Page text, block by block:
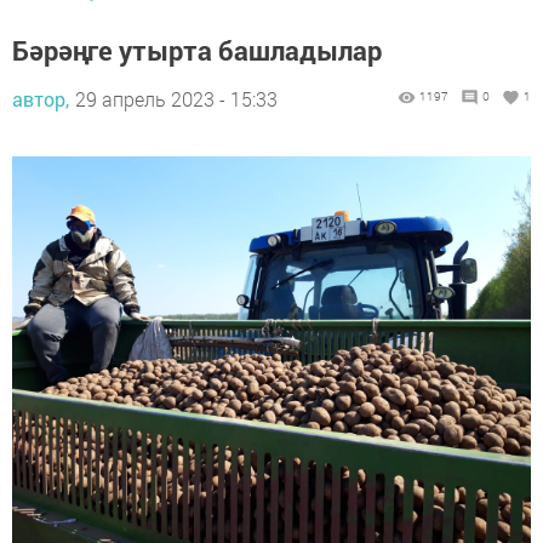
Бәрәңге утырта башладылар
автор, 29 апрель 2023 - 15:33 1197 0 1